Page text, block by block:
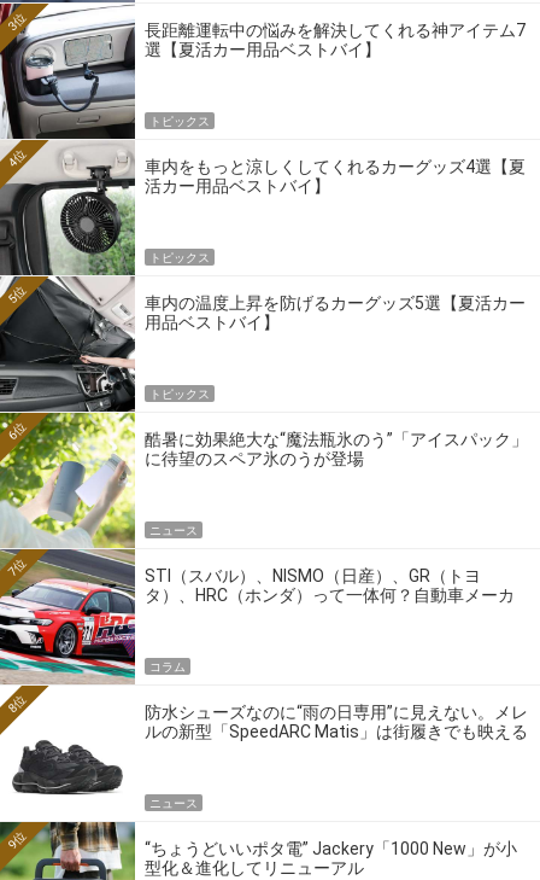
長距離運転中の悩みを解決してくれる神アイテム7
選【夏活カー用品ベストバイ】
3位
トピックス
車内をもっと涼しくしてくれるカーグッズ4選【夏
活カー用品ベストバイ】
4位
トピックス
車内の温度上昇を防げるカーグッズ5選【夏活カー
用品ベストバイ】
5位
トピックス
酷暑に効果絶大な“魔法瓶氷のう”「アイスパック」
に待望のスペア氷のうが登場
6位
ニュース
STI（スバル）、NISMO（日産）、GR（トヨ
タ）、HRC（ホンダ）って一体何？自動車メーカ
7位
コラム
防水シューズなのに“雨の日専用”に見えない。メレ
ルの新型「SpeedARC Matis」は街履きでも映える
8位
ニュース
“ちょうどいいポタ電” Jackery「1000 New」が小
型化＆進化してリニューアル
9位